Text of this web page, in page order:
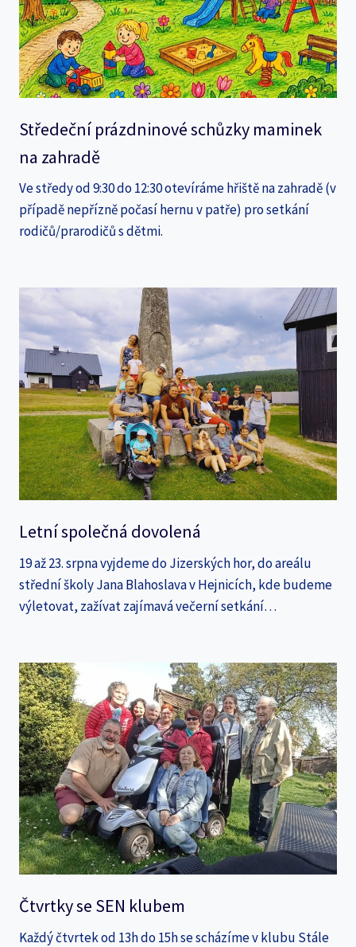
Středeční prázdninové schůzky maminek
na zahradě
Ve středy od 9:30 do 12:30 otevíráme hřiště na zahradě (v
případě nepřízně počasí hernu v patře) pro setkání
rodičů/prarodičů s dětmi.
Letní společná dovolená
19 až 23. srpna vyjdeme do Jizerských hor, do areálu
střední školy Jana Blahoslava v Hejnicích, kde budeme
výletovat, zažívat zajímavá večerní setkání…
Čtvrtky se SEN klubem
Každý čtvrtek od 13h do 15h se scházíme v klubu Stále